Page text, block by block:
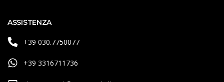
ASSISTENZA
+39 030.7750077
+39 3316711736